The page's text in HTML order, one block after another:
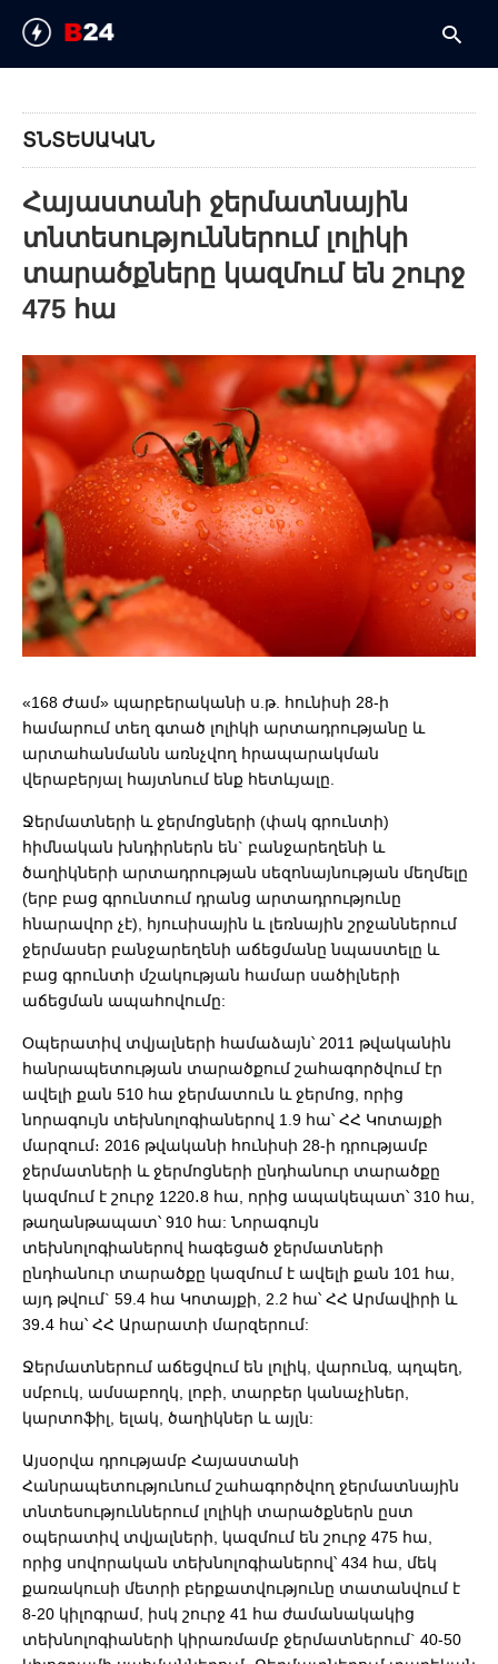
ՏՆՏԵՍԱԿԱՆ
Հայաստանի ջերմատնային
տնտեսություններում լոլիկի
տարածքները կազմում են շուրջ
475 հա
«168 Ժամ» պարբերականի ս.թ. հունիսի 28-ի
համարում տեղ գտած լոլիկի արտադրությանը և
արտահանմանն առնչվող հրապարակման
վերաբերյալ հայտնում ենք հետևյալը.
Ջերմատների և ջերմոցների (փակ գրունտի)
հիմնական խնդիրներն են` բանջարեղենի և
ծաղիկների արտադրության սեզոնայնության մեղմելը
(երբ բաց գրունտում դրանց արտադրությունը
հնարավոր չէ), հյուսիսային և լեռնային շրջաններում
ջերմասեր բանջարեղենի աճեցմանը նպաստելը և
բաց գրունտի մշակության համար սածիլների
աճեցման ապահովումը:
Oպերատիվ տվյալների համաձայն՝ 2011 թվականին
հանրապետության տարածքում շահագործվում էր
ավելի քան 510 հա ջերմատուն և ջերմոց, որից
նորագույն տեխնոլոգիաներով 1.9 հա՝ ՀՀ Կոտայքի
մարզում։ 2016 թվականի հունիսի 28-ի դրությամբ
ջերմատների և ջերմոցների ընդհանուր տարածքը
կազմում է շուրջ 1220․8 հա, որից ապակեպատ՝ 310 հա,
թաղանթապատ՝ 910 հա: Նորագույն
տեխնոլոգիաներով հագեցած ջերմատների
ընդհանուր տարածքը կազմում է ավելի քան 101 հա,
այդ թվում` 59.4 հա Կոտայքի, 2.2 հա՝ ՀՀ Արմավիրի և
39․4 հա՝ ՀՀ Արարատի մարզերում:
Ջերմատներում աճեցվում են լոլիկ, վարունգ, պղպեղ,
սմբուկ, ամսաբողկ, լոբի, տարբեր կանաչիներ,
կարտոֆիլ, ելակ, ծաղիկներ և այլն:
Այսօրվա դրությամբ Հայաստանի
Հանրապետությունում շահագործվող ջերմատնային
տնտեսություններում լոլիկի տարածքներն ըստ
օպերատիվ տվյալների, կազմում են շուրջ 475 հա,
որից սովորական տեխնոլոգիաներով՝ 434 հա, մեկ
քառակուսի մետրի բերքատվությունը տատանվում է
8-20 կիլոգրամ, իսկ շուրջ 41 հա ժամանակակից
տեխնոլոգիաների կիրառմամբ ջերմատներում` 40-50